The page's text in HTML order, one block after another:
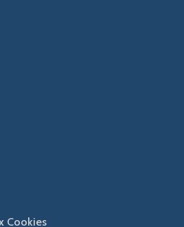
Cookies